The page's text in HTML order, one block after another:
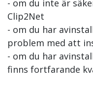
- om du inte är
Clip2Net
- om du har
problem med att
- om du har
finns fortfarande